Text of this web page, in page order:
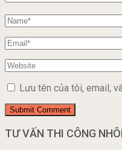
Lưu tên của tôi, email,
TƯ VẤN THI CÔNG